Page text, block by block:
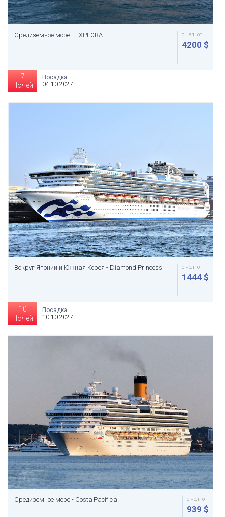
Средиземное море - EXPLORA I с чел. от
4200 $
7
Ночей
Посадка:
04-10-2027
Вокруг Японии и Южная Корея - Diamond Princess с чел. от
1444 $
10
Ночей
Посадка:
10-10-2027
Средиземное море - Costa Pacifica с чел. от
939 $